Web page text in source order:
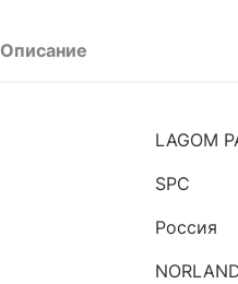
Описание
LAGOM
SPC
Россия